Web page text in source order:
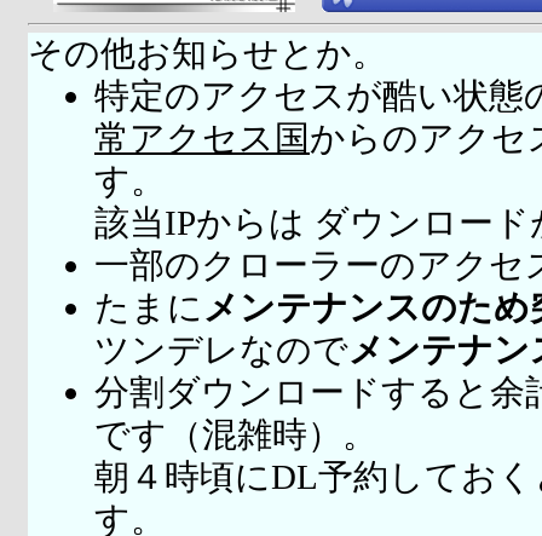
その他お知らせとか。
特定のアクセスが酷い状態
常アクセス国からのアクセ
す。
該当IPからは ダウンロー
一部のクローラーのアクセ
たまに メンテナンスのため
ツンデレなのでメンテナ
分割ダウンロードすると余
です（混雑時）。
朝４時頃にDL予約してお
す。